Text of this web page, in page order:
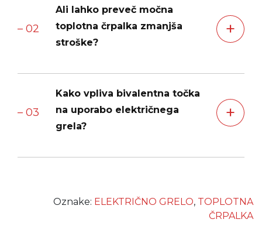
– 02
Ali lahko preveč močna
toplotna črpalka zmanjša
stroške?
+
časa ne bo delovala optimalno. Pravilno
dimenzionirana toplotna črpalka z ustreznimi
nastavitvami bo zagotovila optimalno razmerje med
– 03
Kako vpliva bivalentna točka
na uporabo električnega
grela?
+
prepogosto in poveča stroške električne energije.
Pravilna nastavitev bivalentne točke lahko zmanjša
Oznake: ELEKTRIČNO GRELO, TOPLOTNA
ČRPALKA